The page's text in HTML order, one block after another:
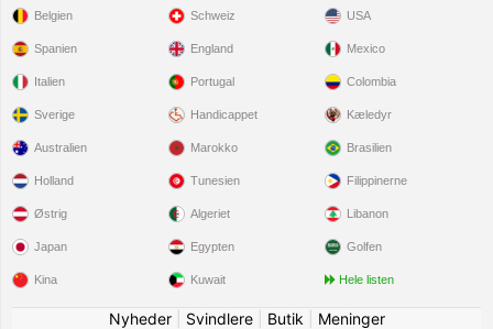
Belgien
Spanien
Italien
Sverige
Schweiz
England
Portugal
Handicappet
USA
Mexico
Colombia
Kæledyr
Australien
Holland
Østrig
Japan
Kina
Marokko
Tunesien
Algeriet
Egypten
Kuwait
Brasilien
Filippinerne
Libanon
Golfen
Hele listen
Nyheder| Svindlere| Butik
Meninger